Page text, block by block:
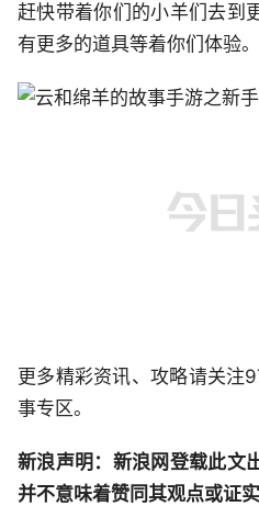
赶快带着你们的小羊们去到
有更多的道具等着你们体验。
更多精彩资讯、攻略请关注
事专区。
新浪声明：新浪网登载此文
并不意味着赞同其观点或证实